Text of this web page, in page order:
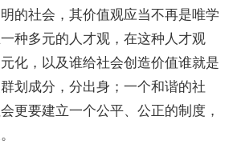
的社会，其价值观应当不再是唯学
种多元的人才观，在这种人才观
化，以及谁给社会创造价值谁就是
划成分，分出身；一个和谐的社
更要建立一个公平、公正的制度，